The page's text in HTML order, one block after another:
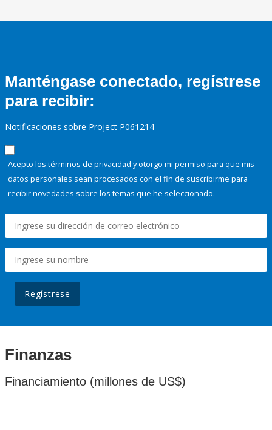
Manténgase conectado, regístrese
para recibir:
Notificaciones sobre Project P061214
Acepto los términos de privacidad y otorgo mi permiso para que mis
datos personales sean procesados con el fin de suscribirme para
recibir novedades sobre los temas que he seleccionado.
Regístrese
Finanzas
Financiamiento (millones de US$)